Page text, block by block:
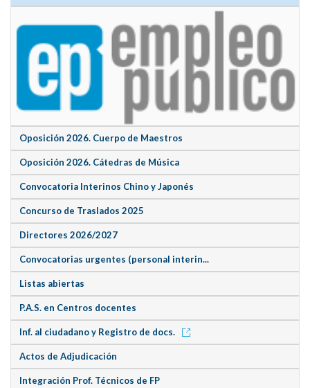
Oposición 2026. Cuerpo de Maestros
Oposición 2026. Cátedras de Música
Convocatoria Interinos Chino y Japonés
Concurso de Traslados 2025
Directores 2026/2027
Convocatorias urgentes (personal interin...
Listas abiertas
P.A.S. en Centros docentes
Inf. al ciudadano y Registro de docs.
Actos de Adjudicación
Integración Prof. Técnicos de FP